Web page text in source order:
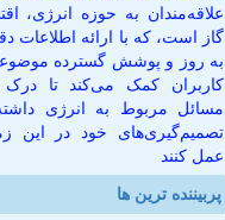
علاقه‌مندان به حوزه انرژی،
گاز است، که با ارائه اطلاعات
به روز و پوشش گسترده
کاربران کمک می‌کند تا درک
مسائل مربوط به انرژی
تصمیم‌گیری‌های خود در این
عمل کنند
پربیننده ترین ها